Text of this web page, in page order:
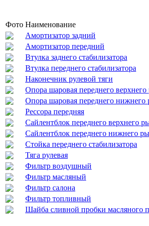
Фото Наименование
Амортизатор задний
Амортизатор передний
Втулка заднего стабилизатора
Втулка переднего стабилизатора
Наконечник рулевой тяги
Опора шаровая переднего верхнего
Опора шаровая переднего нижнего
Рессора передняя
Сайлентблок переднего верхнего
Сайлентблок переднего нижнего
Стойка переднего стабилизатора
Тяга рулевая
Фильтр воздушный
Фильтр масляный
Фильтр салона
Фильтр топливный
Шайба сливной пробки масляного